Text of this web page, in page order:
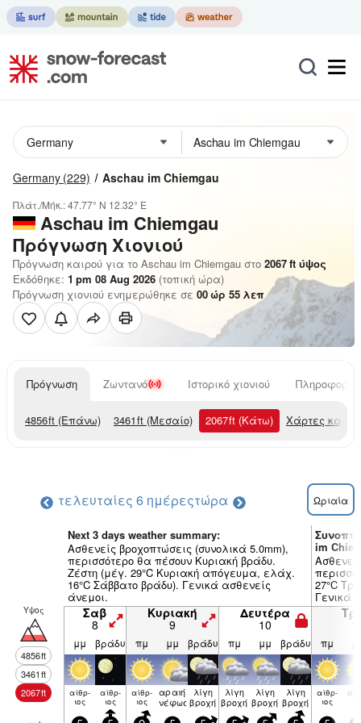
Germany (229) Aschau im Chiemgau
Πλάτ./Μήκ.:47.77° N 12.32° E
Aschau im Chiemgau
Πρόγνωση Χιονιού
Πρόγνωση καιρού για το Aschau im Chiemgau στο 2067ft ύψος
Εκδόθηκε: 1 pm 08 Aug 2026 (τοπική ώρα)
Πρόγνωση χιονιού ενημερώθηκε σε 00ώρ 55 λεπ
Πρόγνωση Ζωντανό Ιστορικό χιονιού
4856ft (Επάνω) 3461ft (Μεσαίο) 2067ft (Κάτω) Χάρτες
τελευταίες 6 ημέρεςτώρα Ωριαία
Next 3 days weather summary:
Ασθενείς βροχοπτώσεις (συνολικά 5.0mm),
περισσότερο θα πέσουν Κυριακή βράδυ.
Ζέστη (μέγ. 29°C Κυριακή απόγευμα, ελάχ.
16°C Σάββατο βράδυ). Γενικά ασθενείς
άνεμοι.
im
27°C
Γενικά
Υψος
4856ft
3461ft
2067ft
Σαβ
8
Κυριακή
9
Δευτέρα
10
μμ βράδυ πμ μμ βράδυ πμ μμ βράδυ πμ
αίθρ­
ιος
αίθρ­
ιος
αίθρ­
ιος
αραιή
νέφωση
λίγη
βροχή
λίγη
βροχή
λίγη
βροχή
λίγη
βροχή
αίθρ­
ιος